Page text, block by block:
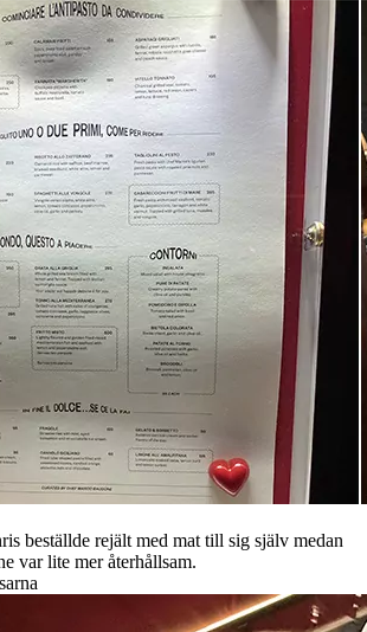
beställde rejält med mat till sig själv medan
var lite mer återhållsam.